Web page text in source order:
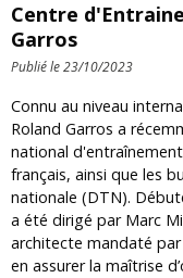
Centre
Garros
Publié le 23/10/2023
Connu au niveau
Roland Garros a
national
français, ainsi que les
nationale (DTN).
a été dirigé par Marc
architecte mandaté
en assurer la maîtrise